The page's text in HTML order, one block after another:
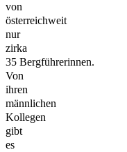
von
österreichweit
nur
zirka
35 Bergführerinnen.
Von
ihren
männlichen
Kollegen
gibt
es